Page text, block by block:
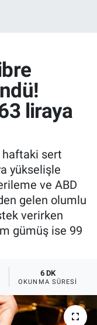
liraya
haftaki sert
yükselişle
ve ABD
gelen olumlu
verirken
gümüş ise 99
6 DK
OKUNMA SÜRESI